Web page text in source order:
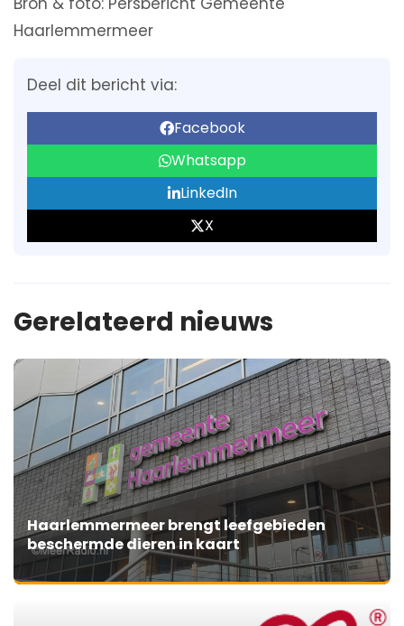
Haarlemmermeer
Deel dit bericht via:
Facebook
Whatsapp
LinkedIn
X
Gerelateerd nieuws
Haarlemmermeer brengt leefgebieden
beschermde dieren in kaart